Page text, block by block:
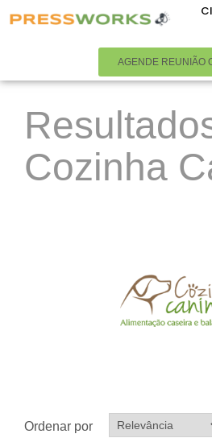
AGENDE REUNIÃO
Cozinha
Ordenar por